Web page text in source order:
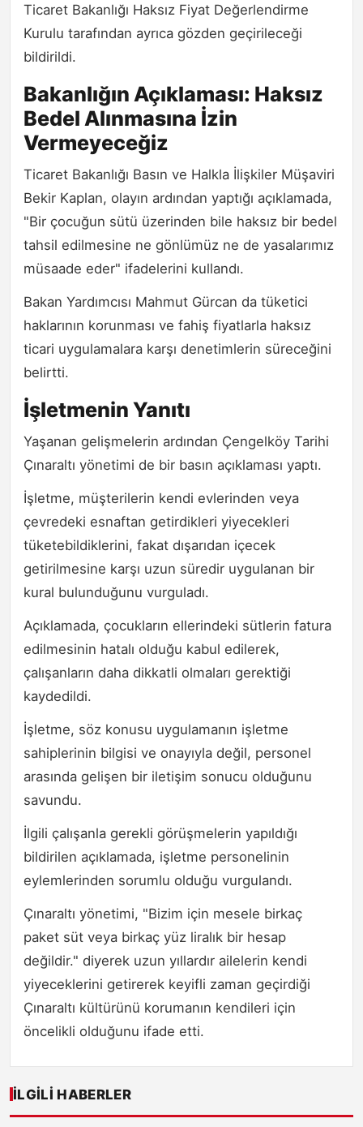
Ticaret Bakanlığı Haksız Fiyat Değerlendirme
Kurulu tarafından ayrıca gözden geçirileceği
bildirildi.
Bakanlığın Açıklaması: Haksız
Bedel Alınmasına İzin
Vermeyeceğiz
Ticaret Bakanlığı Basın ve Halkla İlişkiler Müşaviri
Bekir Kaplan, olayın ardından yaptığı açıklamada,
"Bir çocuğun sütü üzerinden bile haksız bir bedel
tahsil edilmesine ne gönlümüz ne de yasalarımız
müsaade eder" ifadelerini kullandı.
Bakan Yardımcısı Mahmut Gürcan da tüketici
haklarının korunması ve fahiş fiyatlarla haksız
ticari uygulamalara karşı denetimlerin süreceğini
belirtti.
İşletmenin Yanıtı
Yaşanan gelişmelerin ardından Çengelköy Tarihi
Çınaraltı yönetimi de bir basın açıklaması yaptı.
İşletme, müşterilerin kendi evlerinden veya
çevredeki esnaftan getirdikleri yiyecekleri
tüketebildiklerini, fakat dışarıdan içecek
getirilmesine karşı uzun süredir uygulanan bir
kural bulunduğunu vurguladı.
Açıklamada, çocukların ellerindeki sütlerin fatura
edilmesinin hatalı olduğu kabul edilerek,
çalışanların daha dikkatli olmaları gerektiği
kaydedildi.
İşletme, söz konusu uygulamanın işletme
sahiplerinin bilgisi ve onayıyla değil, personel
arasında gelişen bir iletişim sonucu olduğunu
savundu.
İlgili çalışanla gerekli görüşmelerin yapıldığı
bildirilen açıklamada, işletme personelinin
eylemlerinden sorumlu olduğu vurgulandı.
Çınaraltı yönetimi, "Bizim için mesele birkaç
paket süt veya birkaç yüz liralık bir hesap
değildir." diyerek uzun yıllardır ailelerin kendi
yiyeceklerini getirerek keyifli zaman geçirdiği
Çınaraltı kültürünü korumanın kendileri için
öncelikli olduğunu ifade etti.
İLGILI HABERLER